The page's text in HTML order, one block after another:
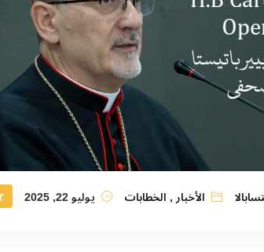
الأخبار, الخطابات يوليو 22, 2025